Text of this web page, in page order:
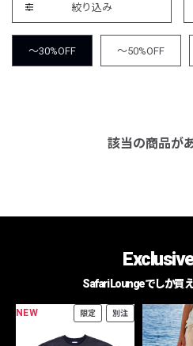
絞り込み
～30%OFF ～50%OFF
該当の商品が
Safari Loungeでしか買
NEW 限定 別注